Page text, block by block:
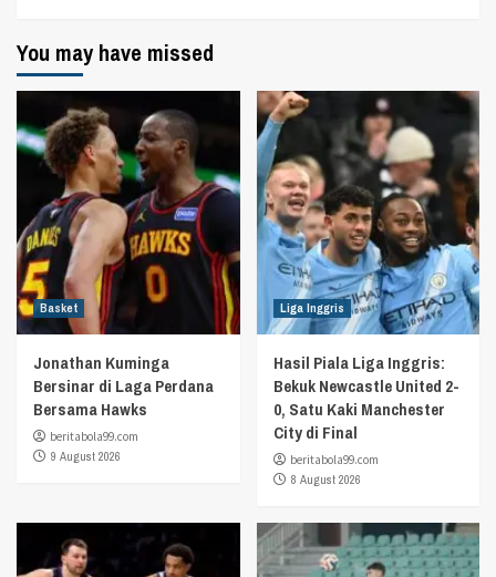
You may have missed
Basket
Jonathan Kuminga
Bersinar di Laga Perdana
Bersama Hawks
beritabola99.com
9 August 2026
Liga Inggris
Hasil Piala Liga Inggris:
Bekuk Newcastle United 2-
0, Satu Kaki Manchester
City di Final
beritabola99.com
8 August 2026